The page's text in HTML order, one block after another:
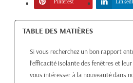
TABLE DES MATIÈRES
Si vous recherchez un bon rapport
l’efficacité isolante des fenêtres et
vous intéresser à la nouveauté dans